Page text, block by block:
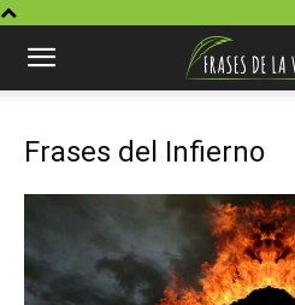
Frases del Infierno